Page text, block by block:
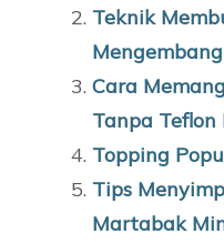
Teknik
Cara
Tanpa Teflon
Topping
Tips
Martabak